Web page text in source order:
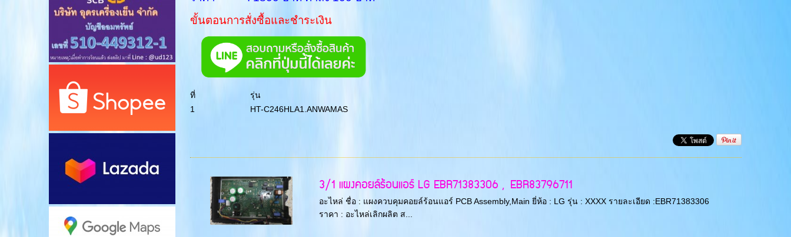
ขั้นตอนการสั่งซื้อและชำระเงิน
ที่
รุ่น
1
HT-C246HLA1.ANWAMAS
3/1 แผงคอยล์ร้อนแอร์ LG EBR71383306 , EBR83796711
อะไหล่ ชื่อ : แผงควบคุมคอยล์ร้อนแอร์ PCB Assembly,Main ยี่ห้อ : LG รุ่น : XXXX รายละเอียด :EBR71383306
ราคา : อะไหล่เลิกผลิต ส...